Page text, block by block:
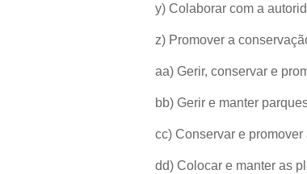
y) Colaborar com a
z) Promover a
aa) Gerir, conservar e
bb) Gerir e manter
cc) Conservar e
dd) Colocar e manter as